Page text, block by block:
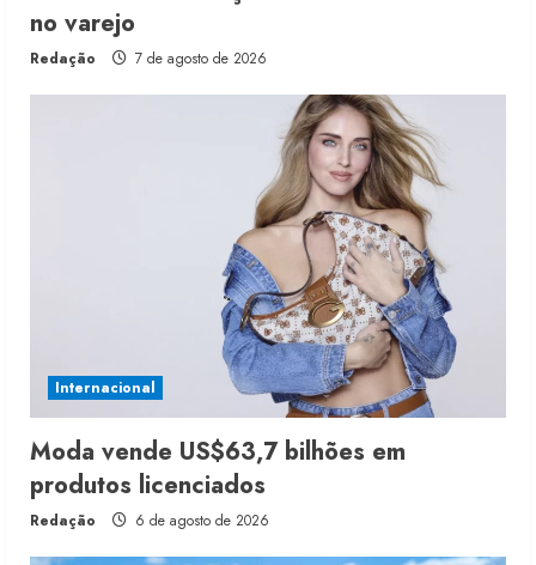
no varejo
Redação 7 de agosto de 2026
Internacional
Moda vende US$63,7 bilhões em
produtos licenciados
Redação 6 de agosto de 2026